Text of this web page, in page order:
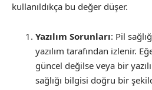
kullanıldıkça bu değer düşer.
Yazılım Sorunları: Pil
yazılım tarafından izlenir.
güncel değilse veya bir
sağlığı bilgisi doğru bir